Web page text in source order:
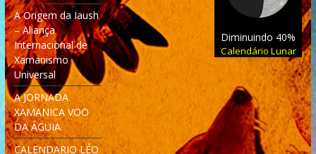
A Origem da Iaush
– Aliança
Internacional de
Xamanismo
Universal
A JORNADA
XAMANICA VOO
DA ÁGUIA
CALENDARIO LÉO
Diminuindo 40%
Calendário Lunar